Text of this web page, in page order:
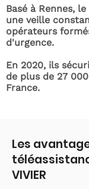
Basé à Rennes,
une veille
opérateurs
d'urgence.
En 2020, ils
de plus de 27
France.
Les
VIVIER